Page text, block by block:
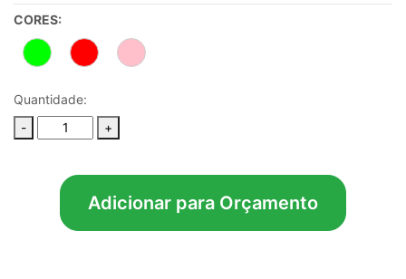
CORES:
Quantidade:
-
+
Adicionar para Orçamento